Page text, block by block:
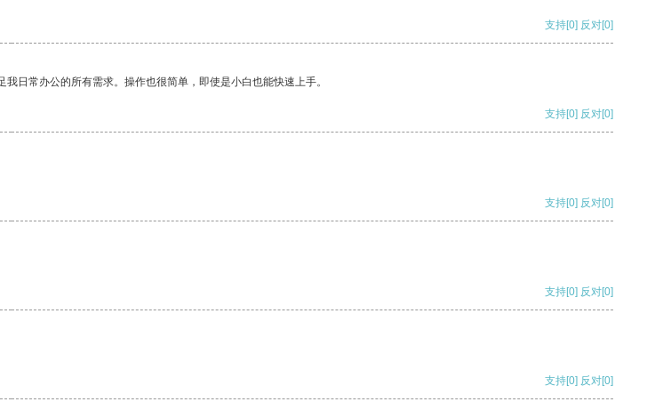
支持[0] 反对[0]
日常办公的所有需求。操作也很简单，即使是小白也能快速上手。
支持[0] 反对[0]
支持[0] 反对[0]
支持[0] 反对[0]
支持[0] 反对[0]